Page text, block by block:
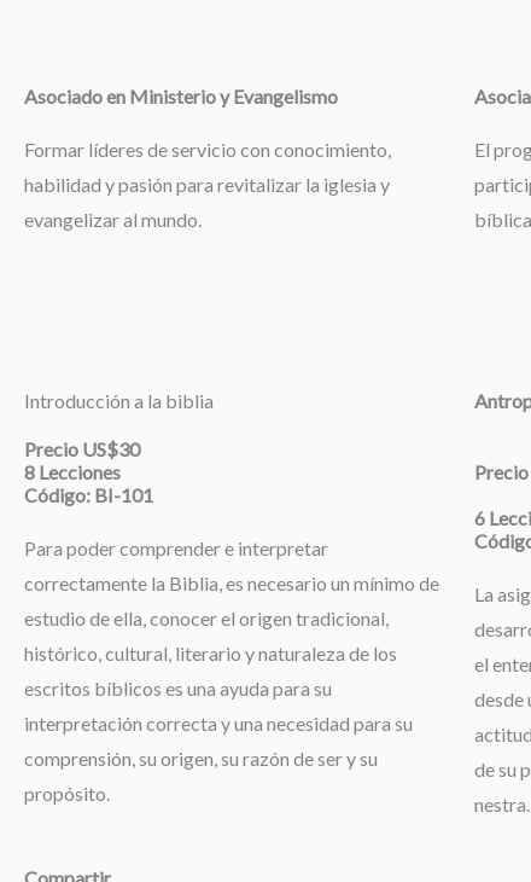
Asociado en Ministerio y Evangelismo
Formar líderes de servicio con conocimiento,
habilidad y pasión para revitalizar la iglesia y
evangelizar al mundo.
El
Introducción a la biblia
Precio US$30
8 Lecciones
Código: BI-101
Para poder comprender e interpretar
correctamente la Biblia, es necesario un mínimo de
estudio de ella, conocer el origen tradicional,
histórico, cultural, literario y naturaleza de los
escritos bíblicos es una ayuda para su
interpretación correcta y una necesidad para su
comprensión, su origen, su razón de ser y su
propósito.
Compartir
6
La
el
desde
de su
nestra.